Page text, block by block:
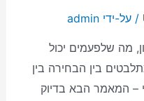
/ על-ידי admin
מה שלפעמים יכול
בין הבחירה בין
– המאמר הבא בדיוק